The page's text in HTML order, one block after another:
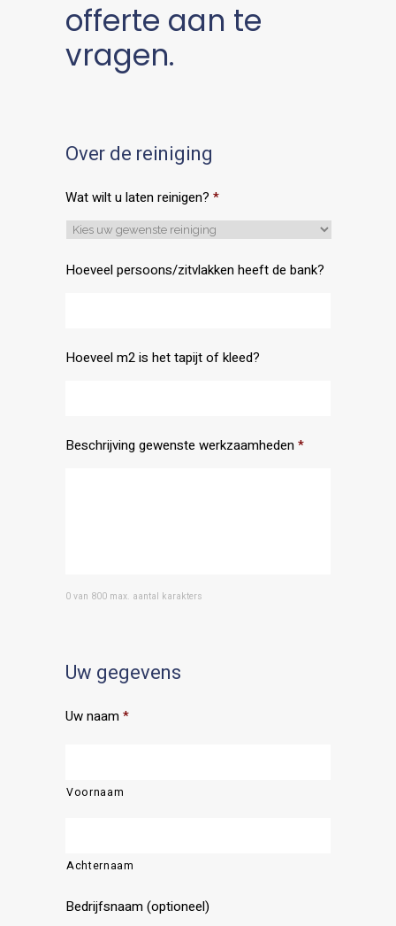
offerte aan te
vragen.
Over de reiniging
Wat wilt u laten reinigen? *
Hoeveel persoons/zitvlakken heeft de bank?
Hoeveel m2 is het tapijt of kleed?
Beschrijving gewenste werkzaamheden*
0 van 800 max. aantal karakters
Uw gegevens
Uw naam*
Voornaam
Achternaam
Bedrijfsnaam (optioneel)